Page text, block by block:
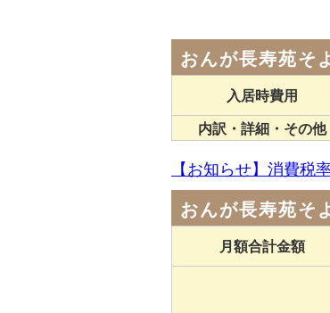
おんが長寿苑そ
入居時費用
内訳・詳細・その他
【お知らせ】消費税
おんが長寿苑そ
月額合計金額